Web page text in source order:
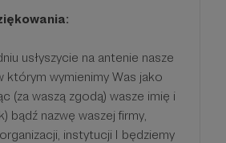
usłyszycie na antenie nasze
którym wymienimy Was jako
(za waszą zgodą) wasze imię i
bądź nazwę waszej firmy,
instytucji I będziemy